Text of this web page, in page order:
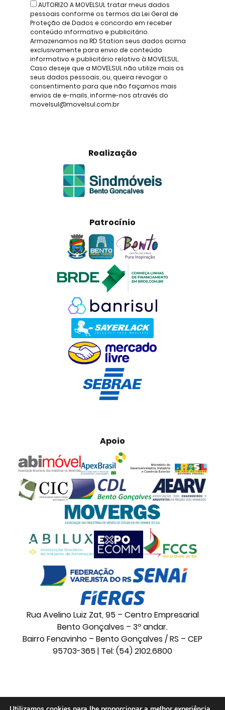
AUTORIZO A MOVELSUL tratar meus dados
pessoais conforme os termos da Lei Geral de
Proteção de Dados e concordo em receber
conteúdo informativo e publicitário.
Armazenamos na RD Station seus dados acima
exclusivamente para envio de conteúdo
informativo e publicitário relativo à MOVELSUL.
Caso deseje que a MOVELSUL não utilize mais os
seus dados pessoais, ou, queira revogar o
consentimento para que não façamos mais
envios de e-mails, informe-nos através do
movelsul@movelsul.com.br
Realização
Patrocínio
Apoio
Rua Avelino Luiz Zat, 95 – Centro Empresarial
Bento Gonçalves – 3º andar.
Bairro Fenavinho – Bento Gonçalves / RS – CEP
95703-365 | Tel: (54) 2102.6800
© 2026 Movelsul. Todos os direitos reservados.